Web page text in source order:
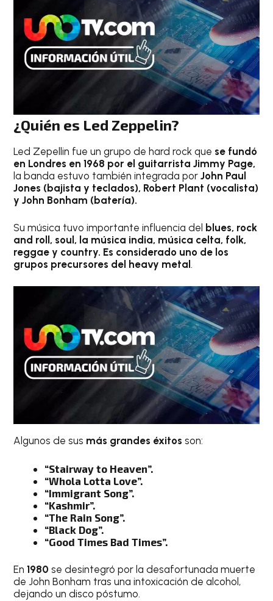
¿Quién es Led Zeppelin?
Led Zepellin fue un grupo de hard rock que se fundó
en Londres en 1968 por el guitarrista Jimmy Page,
la banda estuvo también integrada porJohn Paul
Jones (bajista y teclados), Robert Plant (vocalista)
y John Bonham (batería).
Su música tuvo importante influencia del blues, rock
and roll, soul, la música india, música celta, folk,
reggae y country. Es considerado uno de los
grupos precursores del heavy metal.
Algunos de sus más grandes éxitosson:
“Stairway to Heaven”.
“Whola Lotta Love”.
“Immigrant Song”.
“Kashmir”.
“The Rain Song”.
“Black Dog”.
“Good Times Bad Times”.
En1980se desintegró por la desafortunada muerte
de John Bonham tras una intoxicación de alcohol,
dejando un disco póstumo.